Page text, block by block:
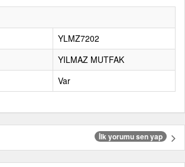
YLMZ7202
YILMAZ MUTFAK
Var
İlk yorumu sen yap